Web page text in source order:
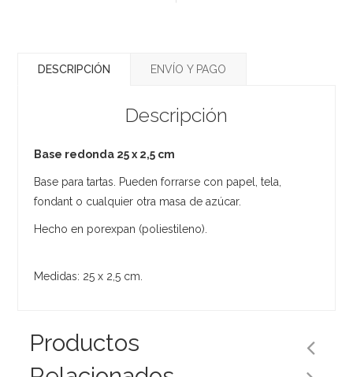
DESCRIPCIÓN ENVÍO Y PAGO
Descripción
Base redonda 25 x 2,5 cm
Base para tartas. Pueden forrarse con papel, tela,
fondant o cualquier otra masa de azúcar.
Hecho en porexpan (poliestileno).
Medidas: 25 x 2,5 cm.
Productos